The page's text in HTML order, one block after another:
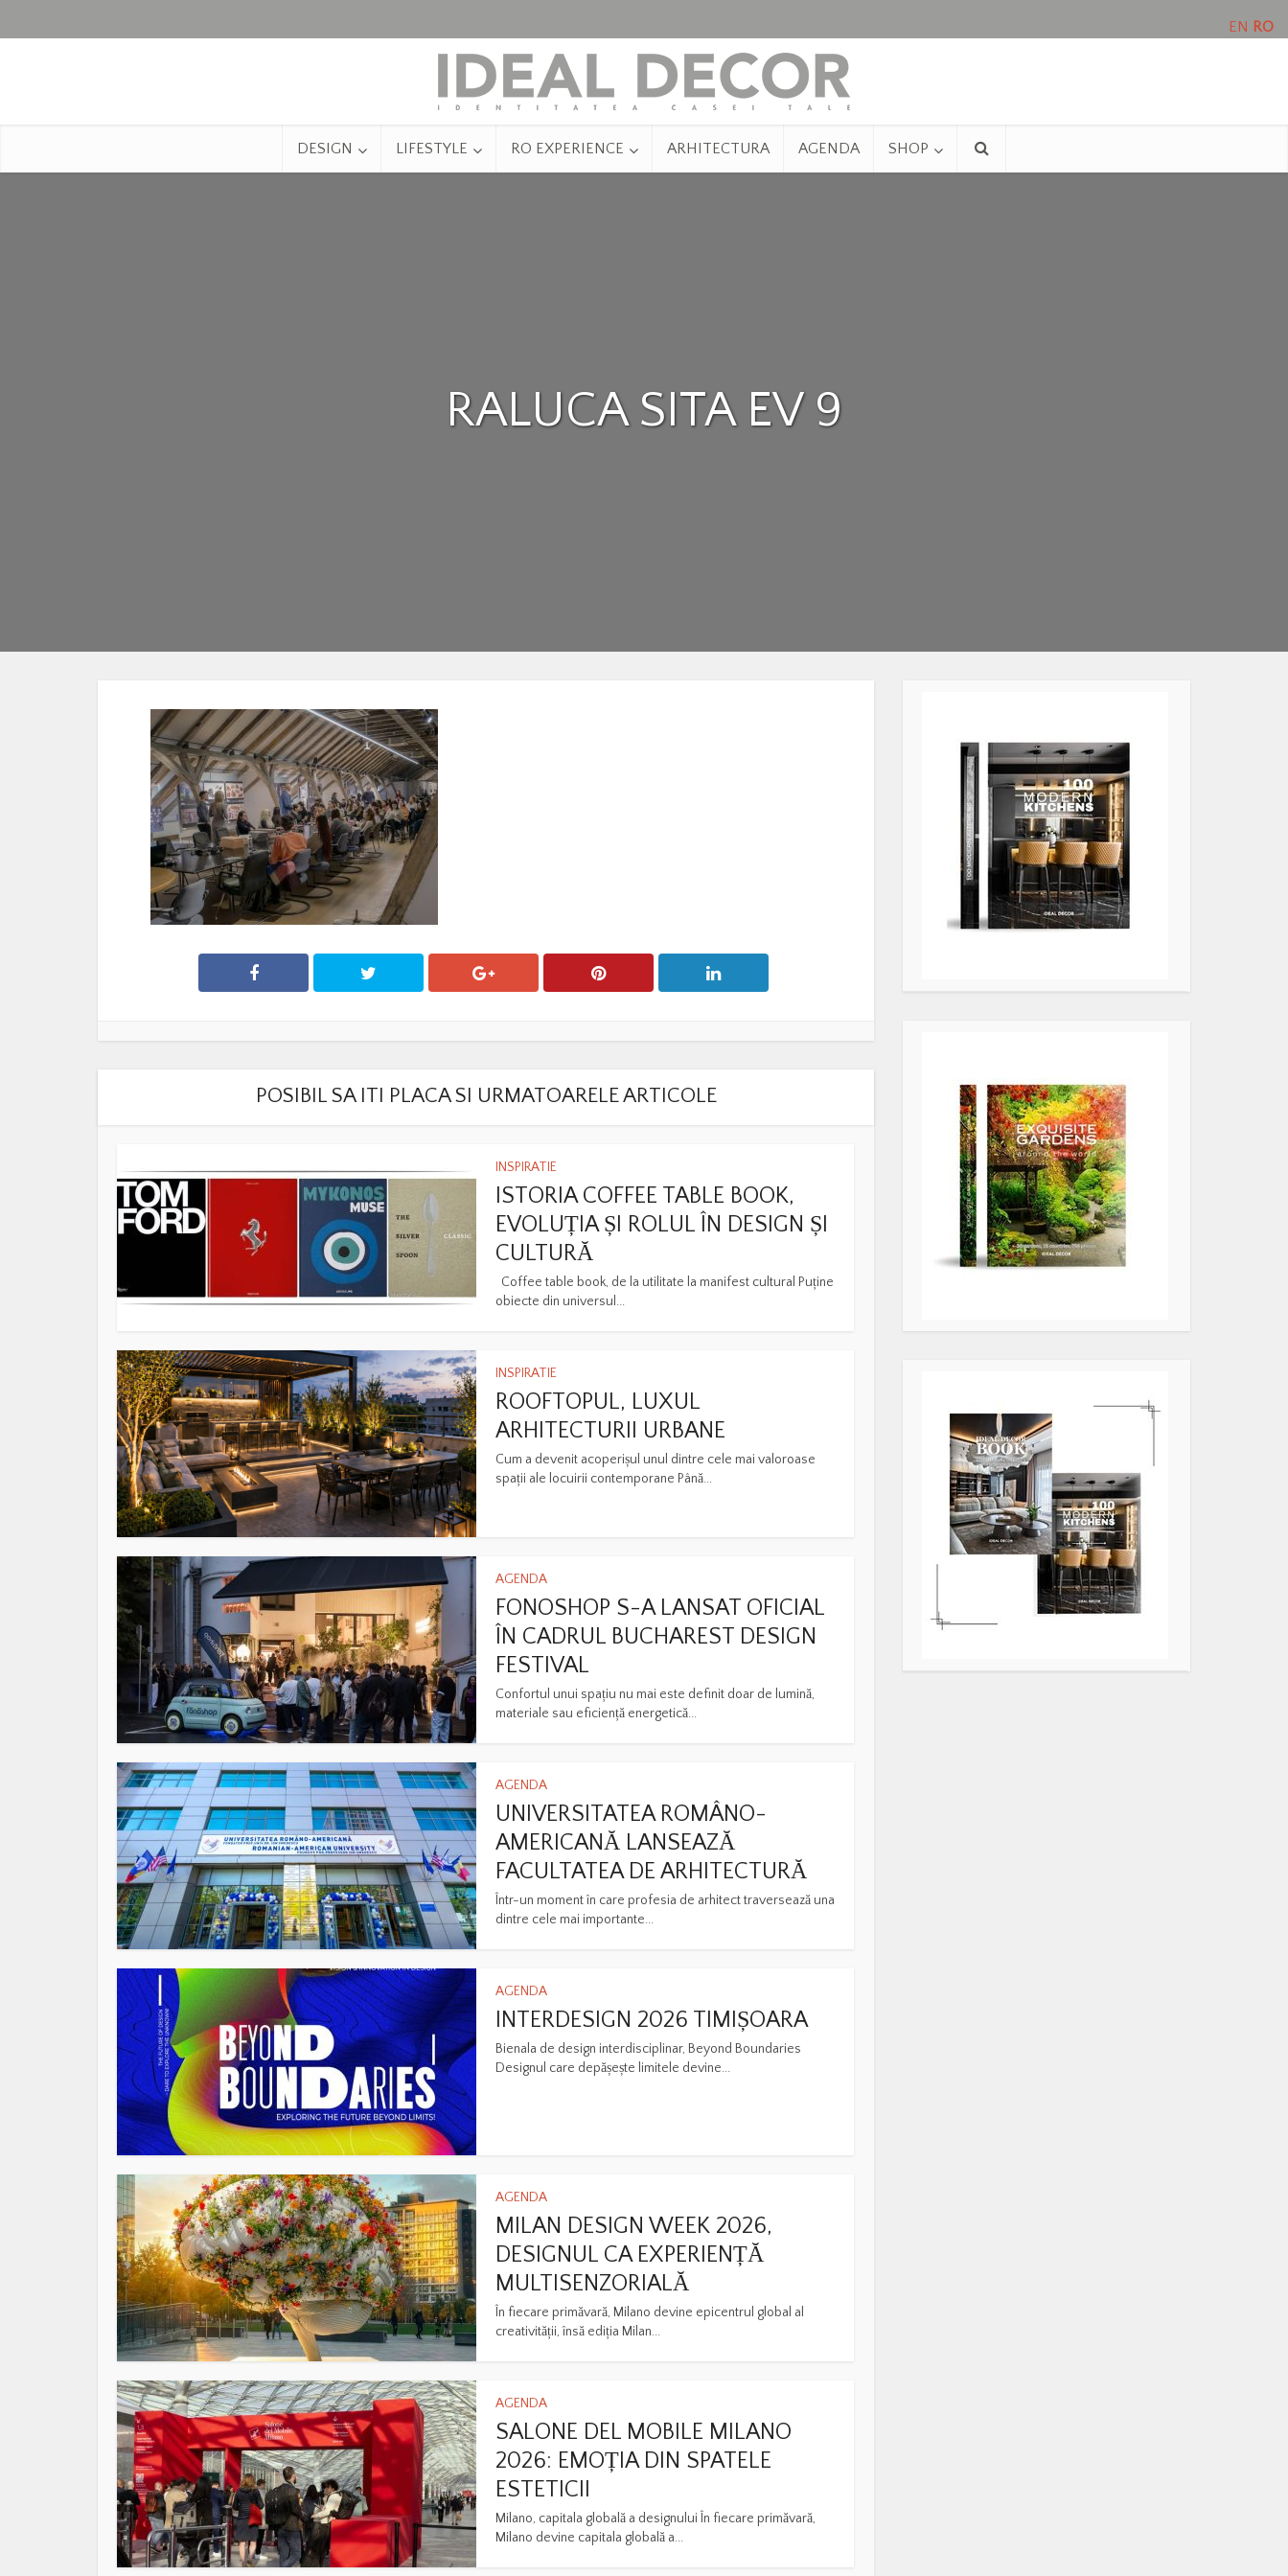
DESIGN LIFESTYLE RO EXPERIENCE ARHITECTURA AGENDA SHOP
RALUCA SITA EV 9
POSIBIL SA ITI PLACA SI URMATOARELE ARTICOLE
INSPIRATIE
ISTORIA COFFEE TABLE BOOK,
EVOLUȚIA ȘI ROLUL ÎN DESIGN ȘI
CULTURĂ
Coffee table book, de la utilitate la manifest cultural Puține
obiecte din universul...
INSPIRATIE
ROOFTOPUL, LUXUL
ARHITECTURII URBANE
Cum a devenit acoperișul unul dintre cele mai valoroase
spații ale locuirii contemporane Până...
AGENDA
FONOSHOP S-A LANSAT OFICIAL
ÎN CADRUL BUCHAREST DESIGN
FESTIVAL
Confortul unui spațiu nu mai este definit doar de lumină,
materiale sau eficiență energetică...
AGENDA
UNIVERSITATEA ROMÂNO-
AMERICANĂ LANSEAZĂ
FACULTATEA DE ARHITECTURĂ
Într-un moment în care profesia de arhitect traversează una
dintre cele mai importante...
AGENDA
INTERDESIGN 2026 TIMIȘOARA
Bienala de design interdisciplinar, Beyond Boundaries
Designul care depășește limitele devine...
AGENDA
MILAN DESIGN WEEK 2026,
DESIGNUL CA EXPERIENȚĂ
MULTISENZORIALĂ
În fiecare primăvară, Milano devine epicentrul global al
creativității, însă ediția Milan...
AGENDA
SALONE DEL MOBILE MILANO
2026: EMOȚIA DIN SPATELE
ESTETICII
Milano, capitala globală a designului În fiecare primăvară,
Milano devine capitala globală a...
EN RO